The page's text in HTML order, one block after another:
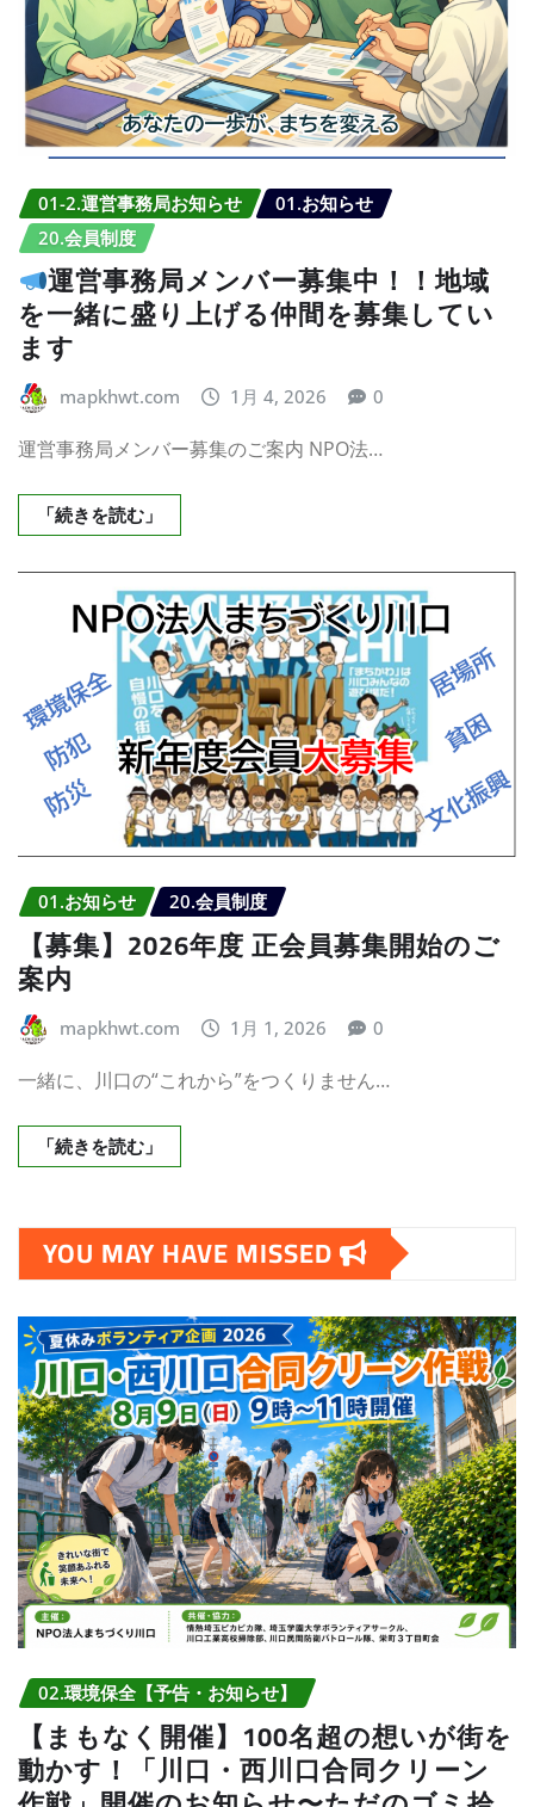
01-2.運営事務局お知らせ
01.お知らせ
20.会員制度
運営事務局メンバー募集中！！地域
を一緒に盛り上げる仲間を募集してい
ます
mapkhwt.com 1月 4, 2026 0
運営事務局メンバー募集のご案内 NPO法…
「続きを読む」
01.お知らせ 20.会員制度
【募集】2026年度 正会員募集開始のご
案内
mapkhwt.com 1月 1, 2026 0
一緒に、川口の“これから”をつくりません…
「続きを読む」
YOU MAY HAVE MISSED
02.環境保全【予告・お知らせ】
【まもなく開催】100名超の想いが街を
動かす！「川口・西川口合同クリーン